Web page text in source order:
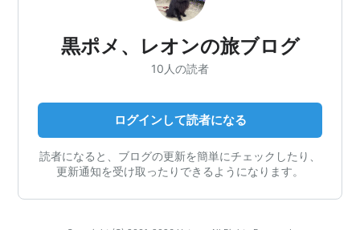
黒ポメ、レオンの旅ブログ
10人の読者
ログインして読者になる
読者になると、ブログの更新を簡単にチェックしたり、
更新通知を受け取ったりできるようになります。